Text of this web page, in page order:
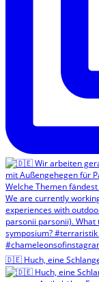
🇩🇪 Huch, eine